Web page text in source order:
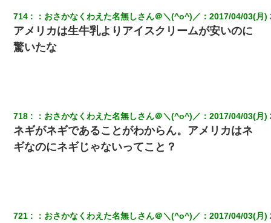
714 ： おさかなくわえた名無しさん＠＼(^o^)／ ：2017/04/03(月)
アメリカは生牛乳よりアイスクリームが安いのに
驚いたな
718 ： おさかなくわえた名無しさん＠＼(^o^)／ ：2017/04/03(月)
ネギがネギであることがわからん。アメリカはネ
ギなのにネギじゃないってこと？
721 ： おさかなくわえた名無しさん＠＼(^o^)／ ：2017/04/03(月)